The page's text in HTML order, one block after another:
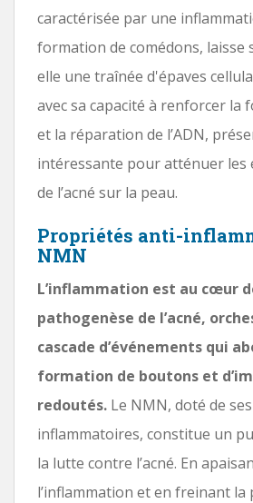
caractérisée par une
formation de comédons, laisse
elle une traînée d'épaves
avec sa capacité à renforcer la
et la réparation de l’ADN,
intéressante pour atténuer les
de l’acné sur la peau.
Propriétés anti-
NMN
L’inflammation est au cœur
pathogenèse de l’acné,
cascade d’événements qui
formation de boutons et
redoutés. Le NMN, doté de
inflammatoires, constitue un
la lutte contre l’acné. En
l’inflammation et en freinant la